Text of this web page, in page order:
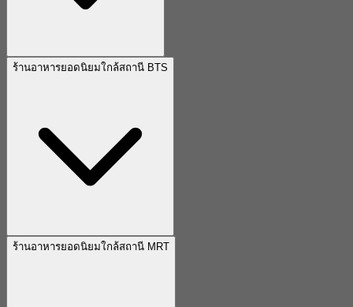
ร้านอาหารยอดนิยมใกล้สถานี BTS
ร้านอาหารยอดนิยมใกล้สถานี MRT